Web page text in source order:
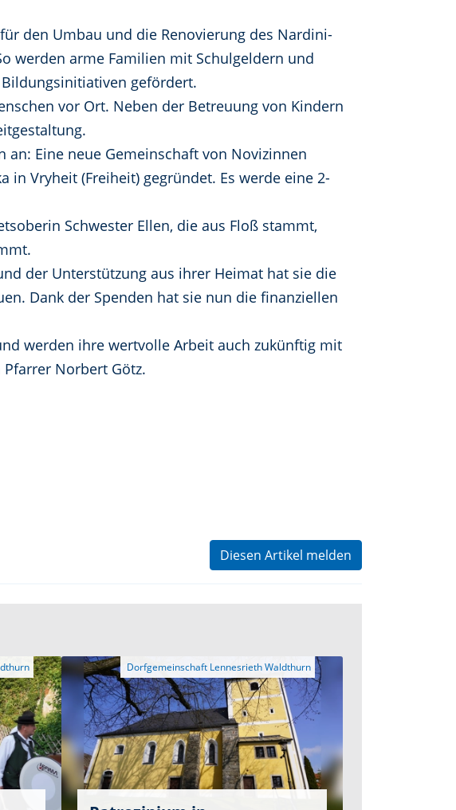
den Umbau und die Renovierung des Nardini-
werden arme Familien mit Schulgeldern und
gefördert.
vor Ort. Neben der Betreuung von Kindern
Eine neue Gemeinschaft von Novizinnen
Vryheit (Freiheit) gegründet. Es werde eine 2-
Schwester Ellen, die aus Floß stammt,
der Unterstützung aus ihrer Heimat hat sie die
Dank der Spenden hat sie nun die finanziellen
werden ihre wertvolle Arbeit auch zukünftig mit
Norbert Götz.
Diesen Artikel melden
Dorfgemeinschaft Lennesrieth Waldthurn